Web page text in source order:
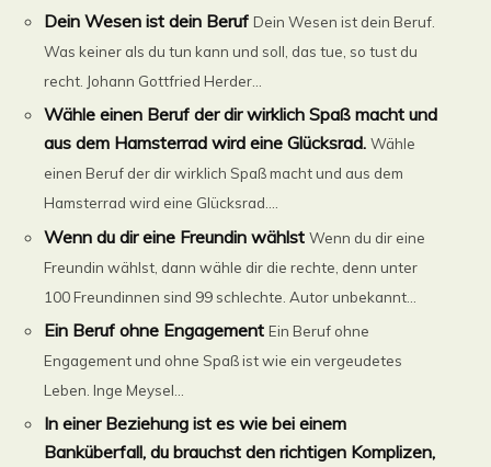
Dein Wesen ist dein Beruf Dein Wesen ist dein Beruf.
Was keiner als du tun kann und soll, das tue, so tust du
recht. Johann Gottfried Herder...
Wähle einen Beruf der dir wirklich Spaß macht und
aus dem Hamsterrad wird eine Glücksrad. Wähle
einen Beruf der dir wirklich Spaß macht und aus dem
Hamsterrad wird eine Glücksrad....
Wenn du dir eine Freundin wählst Wenn du dir eine
Freundin wählst, dann wähle dir die rechte, denn unter
100 Freundinnen sind 99 schlechte. Autor unbekannt...
Ein Beruf ohne Engagement Ein Beruf ohne
Engagement und ohne Spaß ist wie ein vergeudetes
Leben. Inge Meysel...
In einer Beziehung ist es wie bei einem
Banküberfall, du brauchst den richtigen Komplizen,